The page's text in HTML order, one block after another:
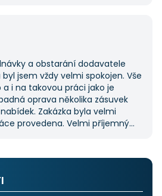
a obstarání dodavatele
jsem vždy velmi spokojen. Vše
i na takovou práci jako je
oprava několika zásuvek
Zakázka byla velmi
provedena. Velmi příjemný
spolehnout.